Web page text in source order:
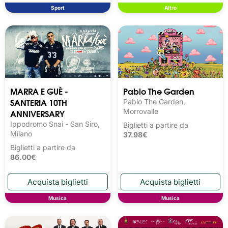
Sport Altro
MARRA E GUÈ -
SANTERIA 10TH
ANNIVERSARY
Ippodromo Snai - San Siro,
Milano
Biglietti a partire da
86.00€
Musica
Pablo The Garden
Pablo The Garden,
Morrovalle
Biglietti a partire da
37.98€
Musica